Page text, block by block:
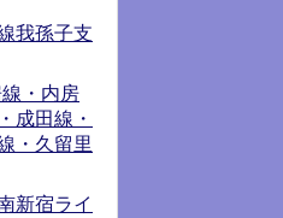
我孫子支
・内房
成田線・
・久留里
新宿ライ